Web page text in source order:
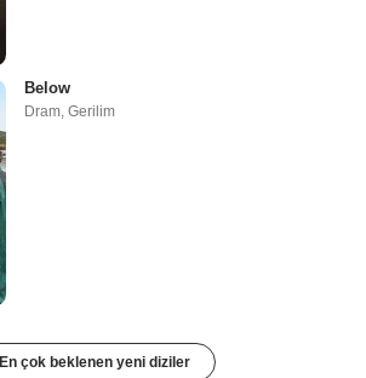
Below
Dram,Gerilim
En çok beklenen yeni diziler